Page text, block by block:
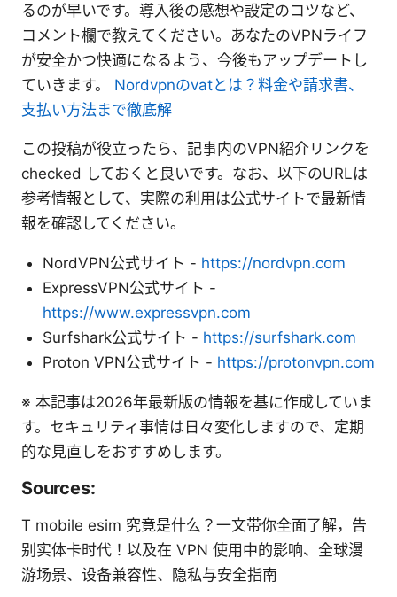
るのが早いです。導入後の感想や設定のコツなど、
コメント欄で教えてください。あなたのVPNライフ
が安全かつ快適になるよう、今後もアップデートし
ていきます。 Nordvpnのvatとは？料金や請求書、
支払い方法まで徹底解
この投稿が役立ったら、記事内のVPN紹介リンクを
checked しておくと良いです。なお、以下のURLは
参考情報として、実際の利用は公式サイトで最新情
報を確認してください。
NordVPN公式サイト - https://nordvpn.com
ExpressVPN公式サイト -
https://www.expressvpn.com
Surfshark公式サイト - https://surfshark.com
Proton VPN公式サイト - https://protonvpn.com
※ 本記事は2026年最新版の情報を基に作成していま
す。セキュリティ事情は日々変化しますので、定期
的な見直しをおすすめします。
Sources:
T mobile esim 究竟是什么？一文带你全面了解，告
别实体卡时代！以及在 VPN 使用中的影响、全球漫
游场景、设备兼容性、隐私与安全指南